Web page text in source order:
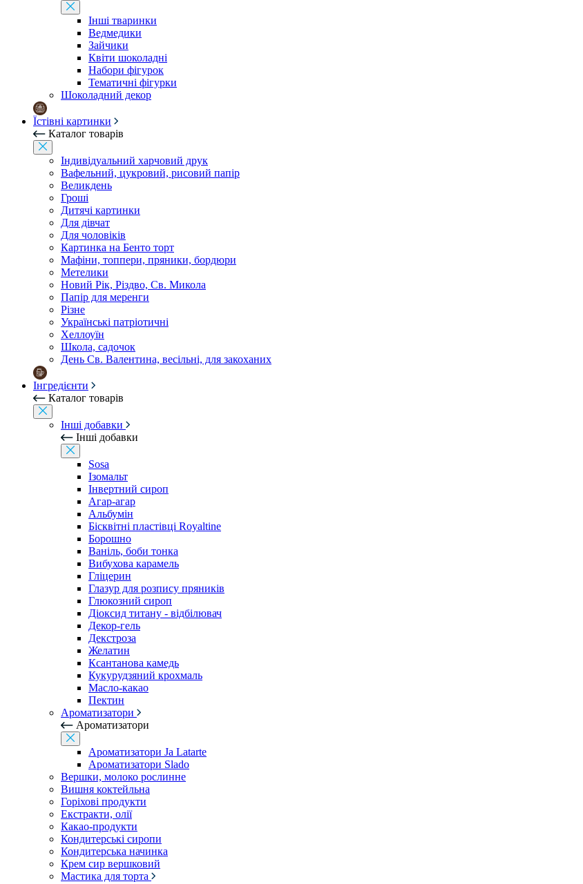
Інші тваринки
Ведмедики
Зайчики
Квіти шоколадні
Набори фігурок
Тематичні фігурки
Шоколадний декор
Їстівні картинки
Каталог товарів
Індивідуальний харчовий друк
Вафельний, цукровий, рисовий папір
Великдень
Гроші
Дитячі картинки
Для дівчат
Для чоловіків
Картинка на Бенто торт
Мафіни, топпери, пряники, бордюри
Метелики
Новий Рік, Різдво, Св. Микола
Папір для меренги
Різне
Українські патріотичні
Хеллоуїн
Школа, садочок
День Св. Валентина, весільні, для закоханих
Інгредієнти
Каталог товарів
Інші добавки
Інші добавки
Sosa
Ізомальт
Інвертний сироп
Агар-агар
Альбумін
Бісквітні пластівці Royaltine
Борошно
Ваніль, боби тонка
Вибухова карамель
Гліцерин
Глазур для розпису пряників
Глюкозний сироп
Діоксид титану - відбілювач
Декор-гель
Декстроза
Желатин
Ксантанова камедь
Кукурудзяний крохмаль
Масло-какао
Пектин
Ароматизатори
Ароматизатори
Ароматизатори Ja Latarte
Ароматизатори Slado
Вершки, молоко рослинне
Вишня коктейльна
Горіхові продукти
Екстракти, олії
Какао-продукти
Кондитерські сиропи
Кондитерська начинка
Крем сир вершковий
Мастика для торта